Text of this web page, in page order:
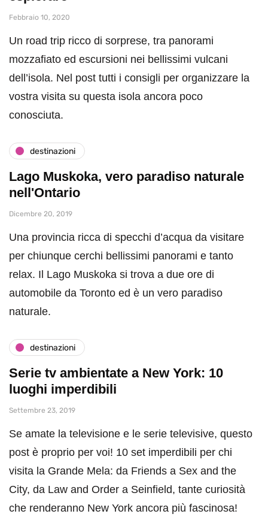
Febbraio 10, 2020
Un road trip ricco di sorprese, tra panorami
mozzafiato ed escursioni nei bellissimi vulcani
dell’isola. Nel post tutti i consigli per organizzare la
vostra visita su questa isola ancora poco
conosciuta.
destinazioni
Lago Muskoka, vero paradiso naturale
nell'Ontario
Dicembre 20, 2019
Una provincia ricca di specchi d’acqua da visitare
per chiunque cerchi bellissimi panorami e tanto
relax. Il Lago Muskoka si trova a due ore di
automobile da Toronto ed è un vero paradiso
naturale.
destinazioni
Serie tv ambientate a New York: 10
luoghi imperdibili
Settembre 23, 2019
Se amate la televisione e le serie televisive, questo
post è proprio per voi! 10 set imperdibili per chi
visita la Grande Mela: da Friends a Sex and the
City, da Law and Order a Seinfield, tante curiosità
che renderanno New York ancora più fascinosa!